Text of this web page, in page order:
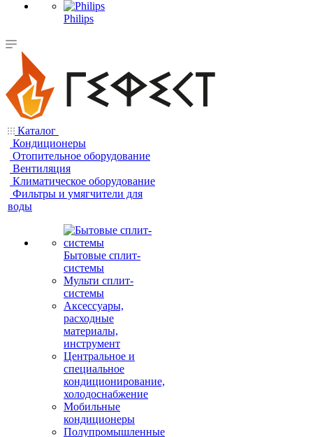
Philips
Каталог
Кондиционеры
Отопительное оборудование
Вентиляция
Климатическое оборудование
Фильтры и умягчители для
воды
Бытовые сплит-
системы
Мульти сплит-
системы
Аксессуары,
расходные
материалы,
инструмент
Центральное и
специальное
кондиционирование,
холодоснабжение
Мобильные
кондиционеры
Полупромышленные